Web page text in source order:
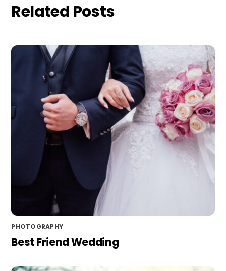
Related Posts
PHOTOGRAPHY
Best Friend Wedding